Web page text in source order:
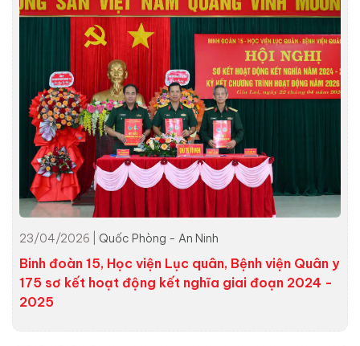
23/04/2026 | Quốc Phòng - An Ninh
Binh đoàn 15, Học viện Lục quân, Bệnh viện Quân y
175 sơ kết hoạt động kết nghĩa giai đoạn 2024 -
2025